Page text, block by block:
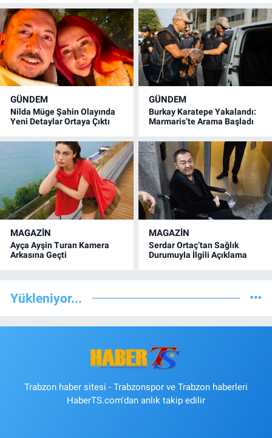
GÜNDEM
Nilda Müge Şahin Olayında
Yeni Detaylar Ortaya Çıktı
GÜNDEM
Burkay Karatepe Yakalandı:
Marmaris’te Arama Başladı
MAGAZİN
Ayça Ayşin Turan Kamera
Arkasına Geçti
MAGAZİN
Serdar Ortaç’tan Sağlık
Durumuyla İlgili Açıklama
Yükleniyor...
Trabzon haber sitesi - Trabzonspor ve Trabzon haberleri
HaberTS.com'dan anlık takip edilir